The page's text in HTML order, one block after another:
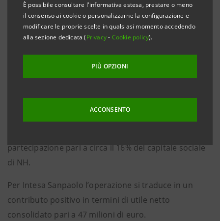
È possibile consultare l'informativa estesa, prestare o meno
il consenso ai cookie o personalizzarne la configurazione e
modificare le proprie scelte in qualsiasi momento accedendo
alla sezione dedicata (Privacy- Cookie policy).
PIÙ OPZIONI
ACCONSENTO
giugno 2014, dell’aumento di capitale riservato a
Intesa Sanpaolo, con emissione di n. 42.000.000
nuove azioni ordinarie NH ad un prezzo di Euro 4,70
capitale mediante il conferimento in NH dell’intera
partecipazione detenuta in NH Italia S.p.A., pari al
44,5% del capitale sociale della medesima.
partecipazione pari a circa il 16% del capitale sociale
di NH.
Per Intesa Sanpaolo l’operazione si traduce in un
contributo positivo in termini di utile netto
consolidato pari a 47 milioni di euro.